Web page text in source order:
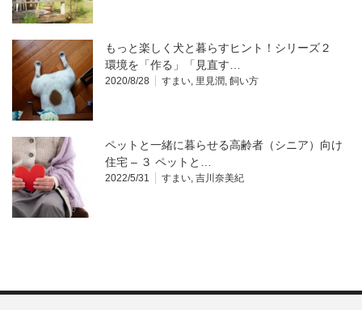
もっと楽しく犬と暮らすヒント！シリーズ２
環境を「作る」「見直す…
2020/8/28 すまい 里見潤 飼い方
ペットと一緒に暮らせる高齢者（シニア）向け
住宅 – ３ ペットと…
2022/5/31 すまい 吉川奈美紀